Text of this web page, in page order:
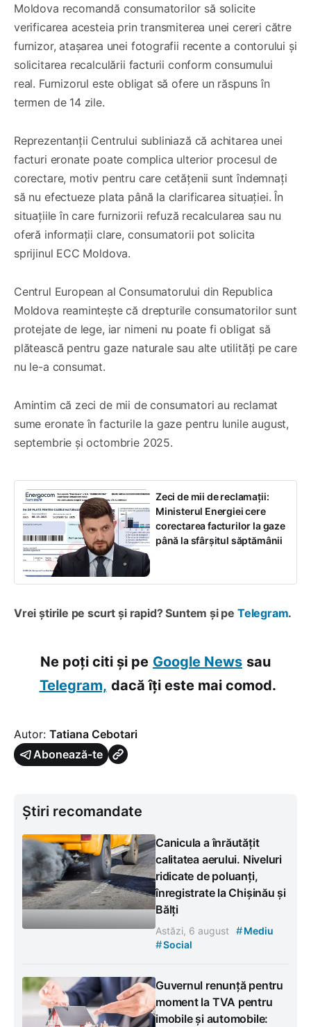
Moldova recomandă consumatorilor să solicite
verificarea acesteia prin transmiterea unei cereri către
furnizor, atașarea unei fotografii recente a contorului și
solicitarea recalculării facturii conform consumului
real. Furnizorul este obligat să ofere un răspuns în
termen de 14 zile.
Reprezentanții Centrului subliniază că achitarea unei
facturi eronate poate complica ulterior procesul de
corectare, motiv pentru care cetățenii sunt îndemnați
să nu efectueze plata până la clarificarea situației. În
situațiile în care furnizorii refuză recalcularea sau nu
oferă informații clare, consumatorii pot solicita
sprijinul ECC Moldova.
Centrul European al Consumatorului din Republica
Moldova reamintește că drepturile consumatorilor sunt
protejate de lege, iar nimeni nu poate fi obligat să
plătească pentru gaze naturale sau alte utilități pe care
nu le-a consumat.
Amintim că zeci de mii de consumatori au reclamat
sume eronate în facturile la gaze pentru lunile august,
septembrie și octombrie 2025.
Zeci de mii de reclamații:
Ministerul Energiei cere
corectarea facturilor la gaze
până la sfârșitul săptămânii
Vrei știrile pe scurt și rapid? Suntem și pe Telegram.
Ne poți citi și pe Google News sau
Telegram, dacă îți este mai comod.
Autor: Tatiana Cebotari
Abonează-te
Știri recomandate
Canicula a înrăutățit
calitatea aerului. Niveluri
ridicate de poluanți,
înregistrate la Chișinău și
Bălți
Astăzi, 6 august #Mediu
#Social
Guvernul renunță pentru
moment la TVA pentru
imobile și automobile: